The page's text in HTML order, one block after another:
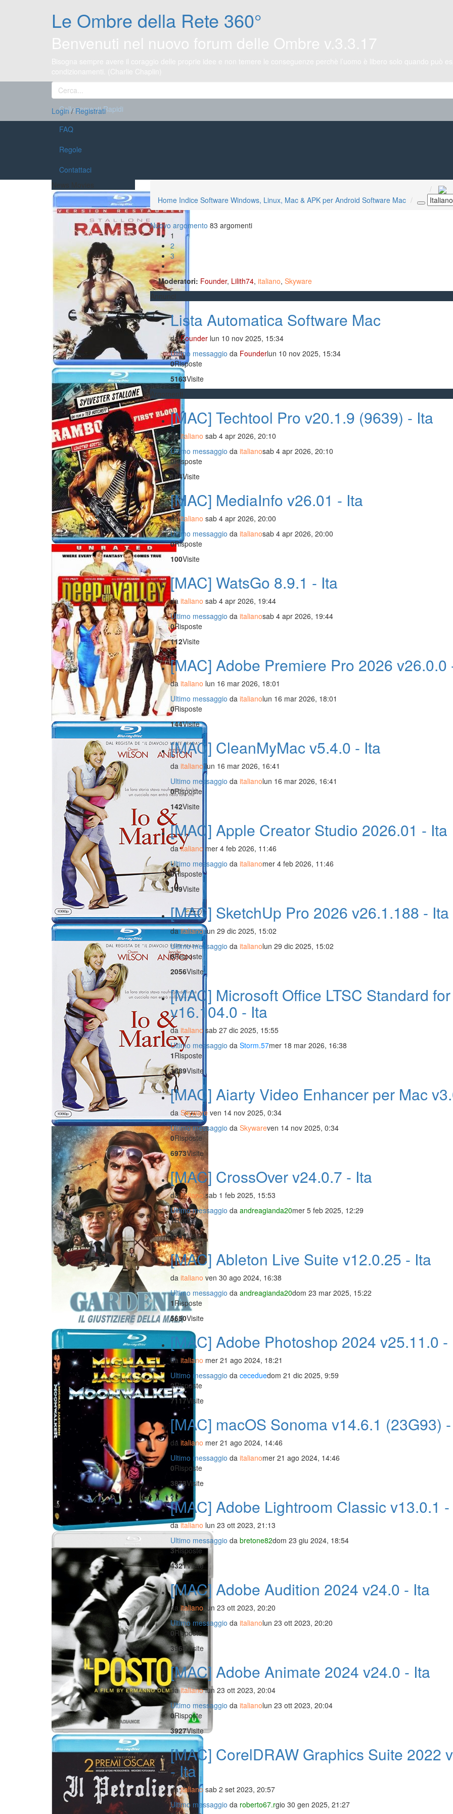
Le Ombre della Rete 360°
Login/ Registrati
Benvenuti nel nuovo forum delle Ombre v.3.3.17
Bisogna sempre avere il coraggio delle proprie idee e non temere le conseguenze perchè l’uomo è libero solo quando può
condizionamenti. (Charlie Chaplin)
Collegamenti Rapidi
FAQ
Regole
Contattaci
News Movies
Home Indice Software Windows, Linux, Mac & APK per Android Software Mac
Nuovo argomento 83 argomenti
1
2
3
Prossimo
Moderatori: Founder, Lilith74, italiano, Skyware
Annunci
Lista Automatica Software Mac
daFounder lun 10 nov 2025, 15:34
Ultimo messaggio da Founderlun 10 nov 2025, 15:34
0Risposte
5163Visite
Argomenti
[MAC] Techtool Pro v20.1.9 (9639) - Ita
daitaliano sab 4 apr 2026, 20:10
Ultimo messaggio da italianosab 4 apr 2026, 20:10
0Risposte
184Visite
[MAC] MediaInfo v26.01 - Ita
daitaliano sab 4 apr 2026, 20:00
Ultimo messaggio da italianosab 4 apr 2026, 20:00
0Risposte
100Visite
[MAC] WatsGo 8.9.1 - Ita
da italiano sab 4 apr 2026, 19:44
Ultimo messaggio da italianosab 4 apr 2026, 19:44
0Risposte
112Visite
[MAC] Adobe Premiere Pro 2026 v26.0.0
da italiano lun 16 mar 2026, 18:01
Ultimo messaggio da italianolun 16 mar 2026, 18:01
0Risposte
144Visite
[MAC] CleanMyMac v5.4.0 - Ita
da italiano lun 16 mar 2026, 16:41
Ultimo messaggio da italianolun 16 mar 2026, 16:41
0Risposte
142Visite
[MAC] Apple Creator Studio 2026.01 - Ita
daitaliano mer 4 feb 2026, 11:46
Ultimo messaggio da italianomer 4 feb 2026, 11:46
0Risposte
149Visite
[MAC] SketchUp Pro 2026 v26.1.188 - Ita
daitaliano lun 29 dic 2025, 15:02
Ultimo messaggio da italianolun 29 dic 2025, 15:02
0Risposte
2056Visite
[MAC] Microsoft Office LTSC Standard
v16.104.0 - Ita
da italiano sab 27 dic 2025, 15:55
Ultimo messaggio da Storm.57mer 18 mar 2026, 16:38
1Risposte
1889Visite
[MAC] Aiarty Video Enhancer per Mac
da Skyware ven 14 nov 2025, 0:34
Ultimo messaggio da Skywareven 14 nov 2025, 0:34
0Risposte
6973Visite
[MAC] CrossOver v24.0.7 - Ita
daitaliano sab 1 feb 2025, 15:53
Ultimo messaggio da andreagianda20mer 5 feb 2025, 12:29
1Risposte
6749Visite
[MAC] Ableton Live Suite v12.0.25 - Ita
da italiano ven 30 ago 2024, 16:38
Ultimo messaggio da andreagianda20dom 23 mar 2025, 15:22
1Risposte
5650Visite
[MAC] Adobe Photoshop 2024 v25.11.0 -
da italiano mer 21 ago 2024, 18:21
Ultimo messaggio da ceceduedom 21 dic 2025, 9:59
2Risposte
7117Visite
[MAC] macOS Sonoma v14.6.1 (23G93)
da italiano mer 21 ago 2024, 14:46
Ultimo messaggio da italianomer 21 ago 2024, 14:46
0Risposte
3873Visite
[MAC] Adobe Lightroom Classic v13.0.1
daitaliano lun 23 ott 2023, 21:13
Ultimo messaggio da bretone82dom 23 giu 2024, 18:54
3Risposte
4321Visite
[MAC] Adobe Audition 2024 v24.0 - Ita
daitaliano lun 23 ott 2023, 20:20
Ultimo messaggio da italianolun 23 ott 2023, 20:20
0Risposte
3968Visite
[MAC] Adobe Animate 2024 v24.0 - Ita
daitaliano lun 23 ott 2023, 20:04
Ultimo messaggio da italianolun 23 ott 2023, 20:04
0Risposte
3927Visite
[MAC] CorelDRAW Graphics Suite 2022
- Ita
daitaliano sab 2 set 2023, 20:57
Ultimo messaggio da roberto67.rgio 30 gen 2025, 21:27